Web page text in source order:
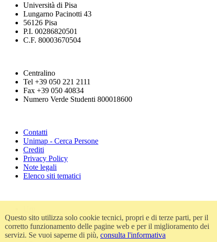
Università di Pisa
Lungarno Pacinotti 43
56126 Pisa
P.I. 00286820501
C.F. 80003670504
Centralino
Tel +39 050 221 2111
Fax +39 050 40834
Numero Verde Studenti 800018600
Contatti
Unimap - Cerca Persone
Crediti
Privacy Policy
Note legali
Elenco siti tematici
Accessibilità
Amministrazione trasparente
Atti di notifica
Questo sito utilizza solo cookie tecnici, propri e di terze parti, per il
corretto funzionamento delle pagine web e per il miglioramento dei
servizi. Se vuoi saperne di più, consulta l'informativa